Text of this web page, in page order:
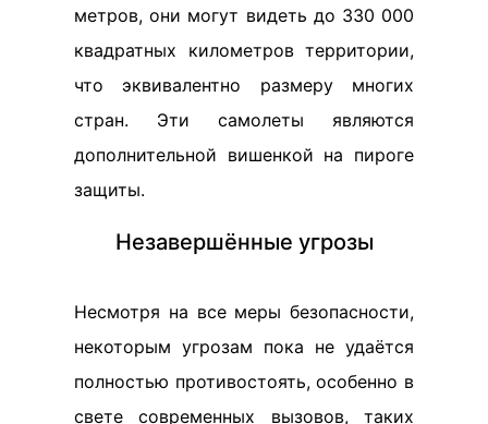
метров, они могут видеть до 330 000
квадратных километров территории,
что эквивалентно размеру многих
стран. Эти самолеты являются
дополнительной вишенкой на пироге
защиты.
Незавершённые угрозы
Несмотря на все меры безопасности,
некоторым угрозам пока не удаётся
полностью противостоять, особенно в
свете современных вызовов, таких